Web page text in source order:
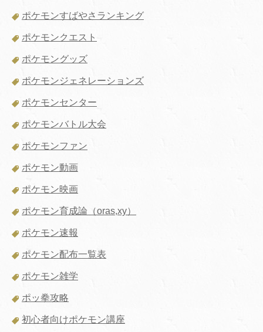
ポケモンすばやさランキング
ポケモンクエスト
ポケモングッズ
ポケモンジェネレーションズ
ポケモンセンター
ポケモンバトル大会
ポケモンファン
ポケモン動画
ポケモン映画
ポケモン育成論（oras,xy）
ポケモン速報
ポケモン配布一覧表
ポケモン雑学
ポッ拳攻略
初心者向けポケモン講座